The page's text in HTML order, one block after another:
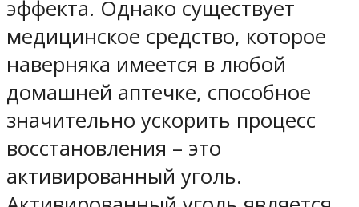
эффекта. Однако существует
медицинское средство, которое
наверняка имеется в любой
домашней аптечке, способное
значительно ускорить процесс
восстановления – это
активированный уголь.